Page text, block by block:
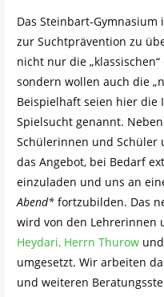
Das Steinbart-
zur Suchtprävention zu
nicht nur die
sondern wollen auch die
Beispielhaft seien hier die
Spielsucht genannt.
Schülerinnen und
das Angebot, bei Bedarf
einzuladen und uns an
Abend* fortzubilden. Das
wird von den Lehrerinnen
Heydari, Herrn Thurowund
umgesetzt. Wir arbeiten
und weiteren